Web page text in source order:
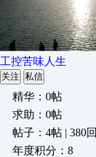
工控苦味人生
关注 私信
精华：0帖
求助：0帖
帖子：4帖 | 380回
年度积分：8